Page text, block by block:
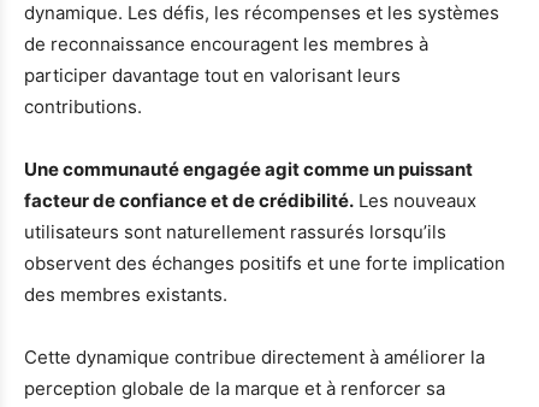
dynamique. Les défis, les récompenses et les systèmes
de reconnaissance encouragent les membres à
participer davantage tout en valorisant leurs
contributions.
Une communauté engagée agit comme un puissant
facteur de confiance et de crédibilité. Les nouveaux
utilisateurs sont naturellement rassurés lorsqu’ils
observent des échanges positifs et une forte implication
des membres existants.
Cette dynamique contribue directement à améliorer la
perception globale de la marque et à renforcer sa